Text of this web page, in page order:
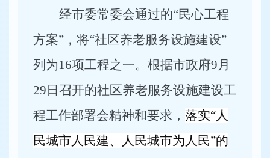
经市委常委会通过的“民心工程
方案”，将“社区养老服务设施建设”
列为16项工程之一。根据市政府9月
29日召开的社区养老服务设施建设工
程工作部署会精神和要求， 落实“人
民城市人民建、人民城市为人民”的